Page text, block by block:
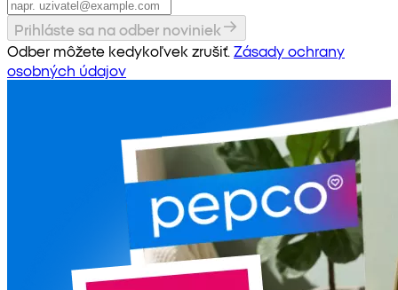
Prihláste sa na odber noviniek
Odber môžete kedykoľvek zrušiť.Zásady ochrany
osobných údajov